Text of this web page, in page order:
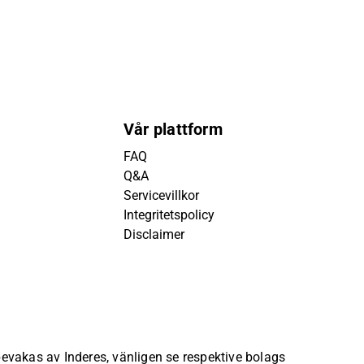
Vår plattform
FAQ
Q&A
Servicevillkor
Integritetspolicy
Disclaimer
av Inderes, vänligen se respektive bolags